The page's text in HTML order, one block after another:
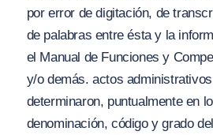
por error de digitación, de
de palabras entre ésta y la
el Manual de Funciones y
y/o demás. actos
determinaron, puntualmente en
denominación, código y grado